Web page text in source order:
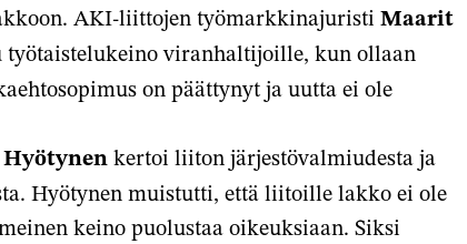
AKI-liittojen työmarkkinajuristiMaarit
viranhaltijoille, kun ollaan
on päättynyt ja uutta ei ole
kertoi liiton järjestövalmiudesta ja
Hyötynen muistutti, että liitoille lakko ei ole
keino puolustaa oikeuksiaan. Siksi